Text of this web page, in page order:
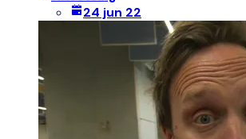
24 jun 22